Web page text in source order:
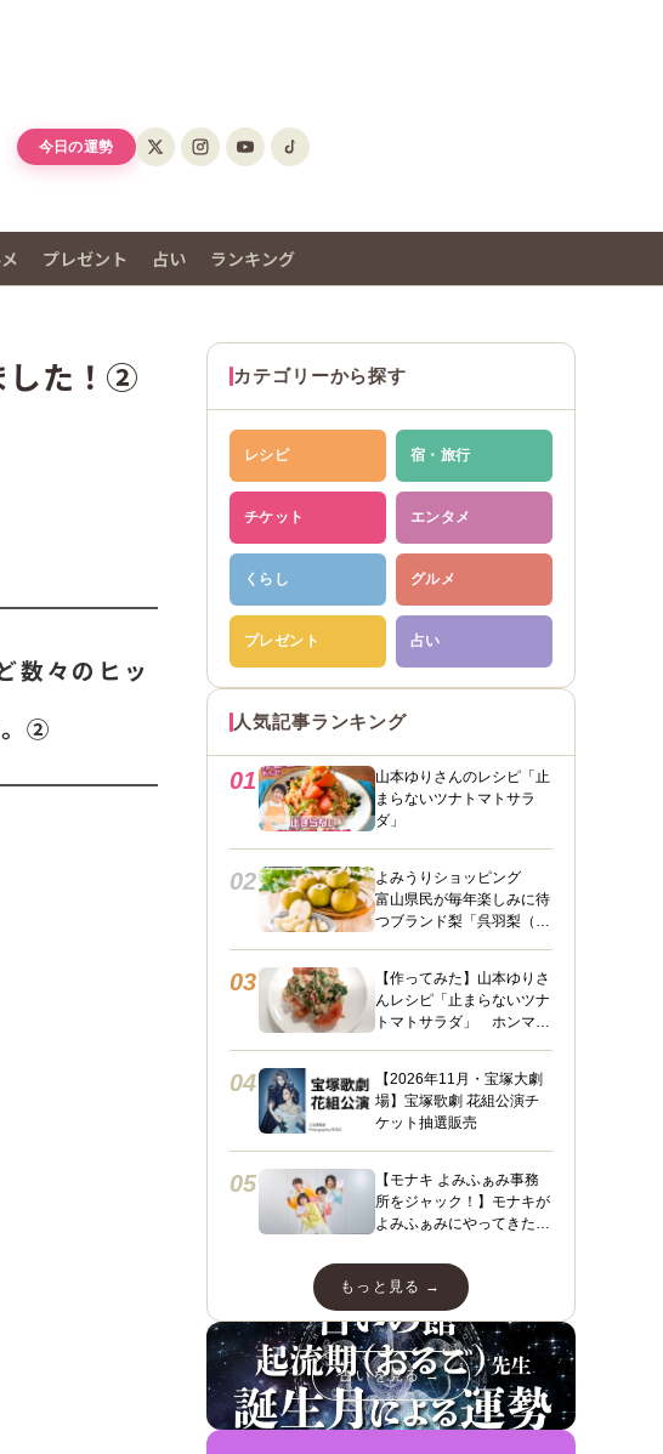
今日の運勢
プレゼント 占い ランキング
した！②
数々のヒッ
。②
カテゴリーから探す
レシピ 宿・旅行
チケット エンタメ
くらし グルメ
プレゼント 占い
人気記事ランキング
01
山本ゆりさんのレシピ「止
まらないツナトマトサラ
ダ」
02
よみうりショッピング
富山県民が毎年楽しみに待
つブランド梨「呉羽梨（幸
03
【作ってみた】山本ゆりさ
んレシピ「止まらないツナ
トマトサラダ」 ホンマに
04
【2026年11月・宝塚大劇
場】宝塚歌劇 花組公演チ
ケット抽選販売
05
【モナキ よみふぁみ事務
所をジャック！】モナキが
よみふぁみにやってきた！
ダンスあり☆スペシャルイ
ンタビューも＼（＾ ＾）
／
もっと見る →
占いを見る →